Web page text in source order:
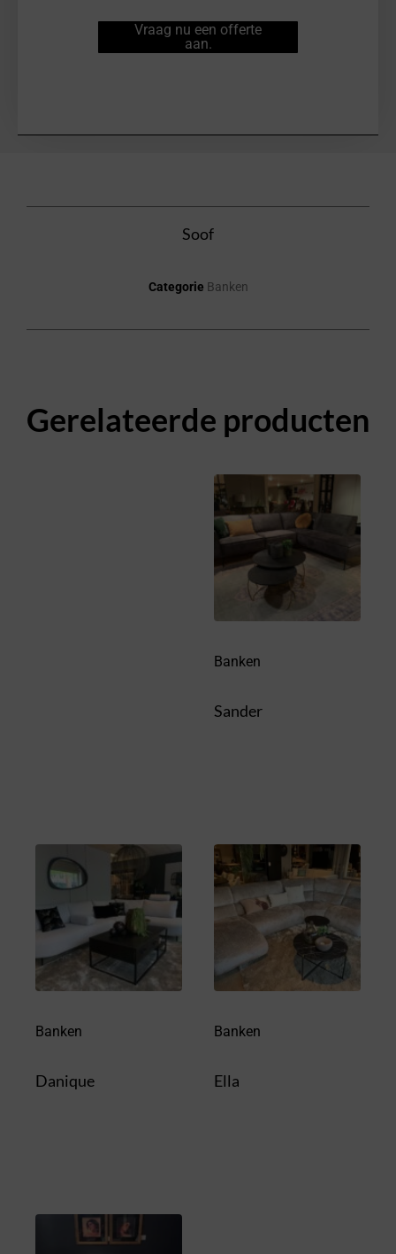
Vraag nu een offerte
aan.
Soof
Categorie Banken
Gerelateerde producten
Banken
Sander
Banken
Danique
Banken
Ella